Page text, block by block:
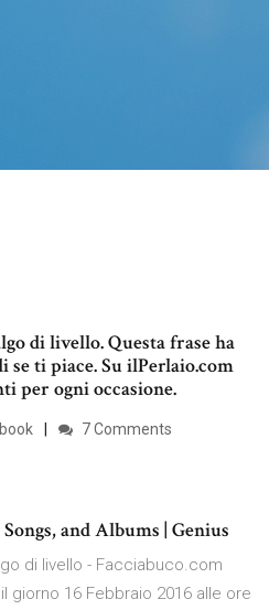
di livello. Questa frase ha
ti piace. Su ilPerlaio.com
per ogni occasione.
7 Comments
and Albums | Genius
di livello - Facciabuco.com
giorno 16 Febbraio 2016 alle ore